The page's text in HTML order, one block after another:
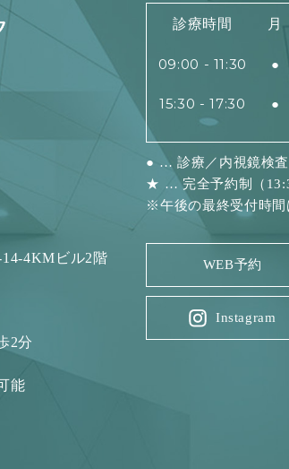
4KMビル2階
2分
能
診療時間 月
09:00 - 11:30 ●
15:30 - 17:30 ●
● … 診療／内視鏡検
★ … 完全予約制（
※午後の最終受付時間
WEB予約
Instagram